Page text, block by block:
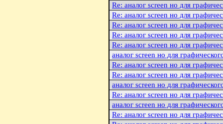
Re: аналог screen но для
Re: аналог screen но для
Re: аналог screen но для
Re: аналог screen но для
Re: аналог screen но для
аналог screen но для
Re: аналог screen но для
Re: аналог screen но для
аналог screen но для
Re: аналог screen но для
аналог screen но для
Re: аналог screen но для